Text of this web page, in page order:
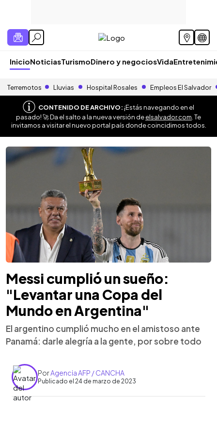
InicioNoticiasTurismoDinero y negociosVida
Terremotos Lluvias Hospital Rosales Empleos El Salvador
CONTENIDO DE ARCHIVO:¡Estás navegando en el
pasado! 🚀 Da el salto a la nueva versión deelsalvador.com . Te
invitamos a visitar el nuevo portal país donde coincidimos todos.
Messi cumplió un sueño:
"Levantar una Copa del
Mundo en Argentina"
El argentino cumplió mucho en el amistoso ante
Panamá: darle alegría a la gente, por sobre todo
PorAgencia AFP / CANCHA
Publicado el 24 de marzo de 2023